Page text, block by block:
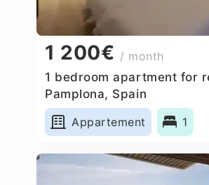
1 200€ / month
1 bedroom apartment for
Pamplona, Spain
Appartement
1